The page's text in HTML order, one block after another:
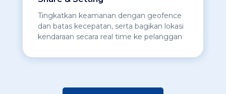
Tingkatkan keamanan dengan geofence
dan batas kecepatan, serta bagikan lokasi
kendaraan secara real time ke pelanggan